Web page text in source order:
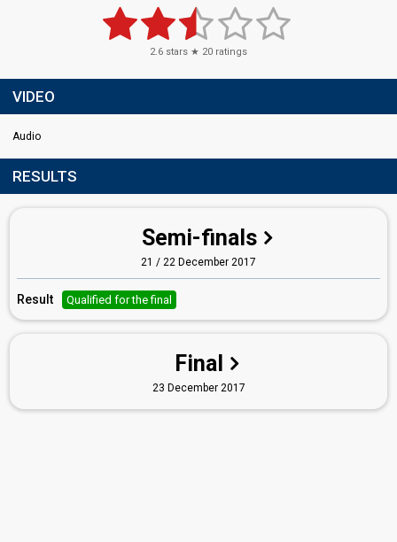
2.6 stars ★ 20 ratings
VIDEO
Audio
RESULTS
Semi-finals
21 / 22 December 2017
Result Qualified for the final
Final
23 December 2017